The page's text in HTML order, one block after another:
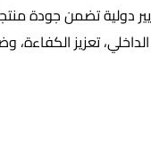
تضمن جودة
تعزيز الكفاءة،